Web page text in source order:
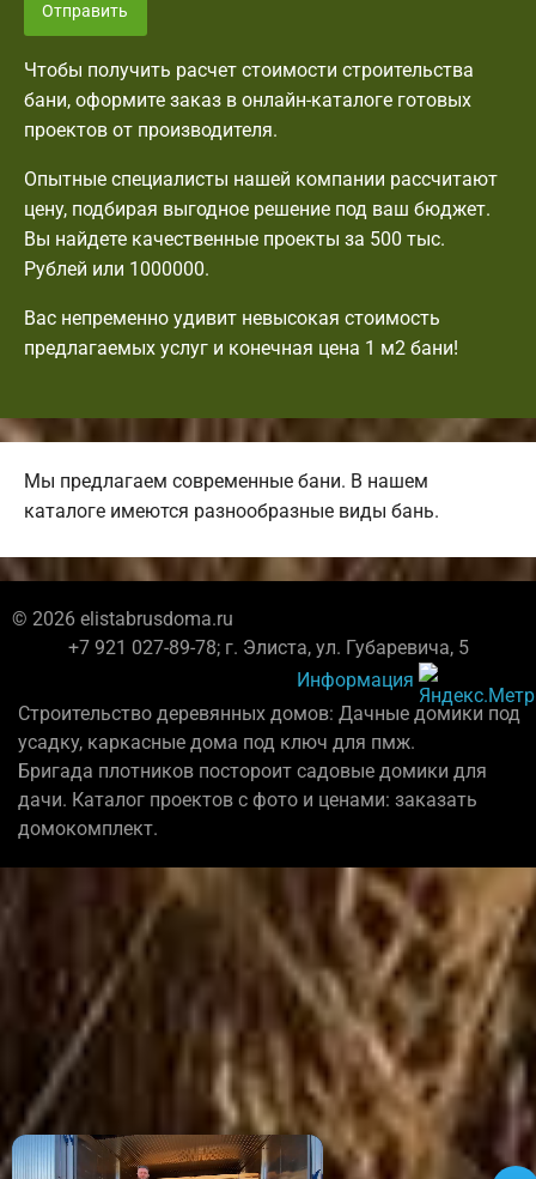
Отправить
Чтобы получить расчет стоимости строительства
бани, оформите заказ в онлайн-каталоге готовых
проектов от производителя.
Опытные специалисты нашей компании рассчитают
цену, подбирая выгодное решение под ваш бюджет.
Вы найдете качественные проекты за 500 тыс.
Рублей или 1000000.
Вас непременно удивит невысокая стоимость
предлагаемых услуг и конечная цена 1 м2 бани!
Мы предлагаем современные бани. В нашем
каталоге имеются разнообразные виды бань.
© 2026 elistabrusdoma.ru
+7 921 027-89-78; г. Элиста, ул. Губаревича, 5
Информация
Строительство деревянных домов: Дачные домики под
усадку, каркасные дома под ключ для пмж.
Бригада плотников постороит садовые домики для
дачи. Каталог проектов с фото и ценами: заказать
домокомплект.